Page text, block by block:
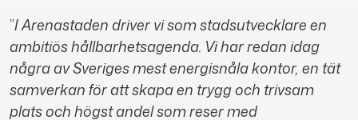
”I Arenastaden driver vi som stadsutvecklare en
ambitiös hållbarhetsagenda. Vi har redan idag
några av Sveriges mest energisnåla kontor, en tät
samverkan för att skapa en trygg och trivsam
plats och högst andel som reser med